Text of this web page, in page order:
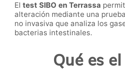
El test SIBO en Terrassa
alteración mediante una
no invasiva que analiza los
bacterias intestinales.
Qué es